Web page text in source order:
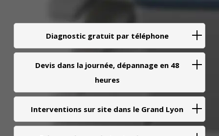
Diagnostic gratuit par téléphone
Devis dans la journée, dépannage en 48
heures
Interventions sur site dans le Grand Lyon